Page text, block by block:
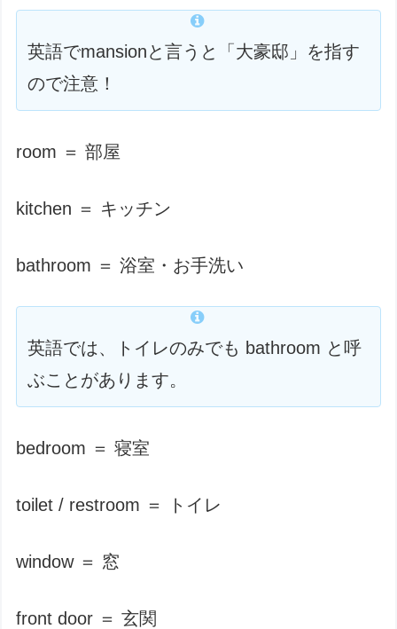
英語でmansionと言うと「大豪邸」を指す
ので注意！
room ＝ 部屋
kitchen ＝ キッチン
bathroom ＝ 浴室・お手洗い
英語では、トイレのみでも bathroom と呼
ぶことがあります。
bedroom ＝ 寝室
toilet / restroom ＝ トイレ
window ＝ 窓
front door ＝ 玄関